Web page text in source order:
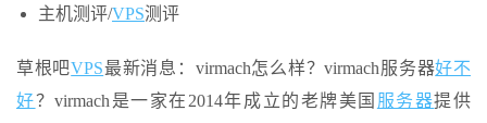
主机测评/VPS测评
草根吧VPS最新消息：virmach怎么样？virmach服务器好不
好？virmach是一家在2014年成立的老牌美国 服务器提供